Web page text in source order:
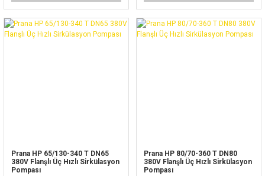
Prana HP 65/130-340 T DN65
380V Flanşlı Üç Hızlı Sirkülasyon
Pompası
Prana HP 80/70-360 T DN80
380V Flanşlı Üç Hızlı Sirkülasyon
Pompası